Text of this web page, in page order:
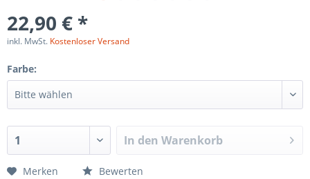
22,90 € *
inkl. MwSt. Kostenloser Versand
Farbe:
In den Warenkorb
Merken Bewerten